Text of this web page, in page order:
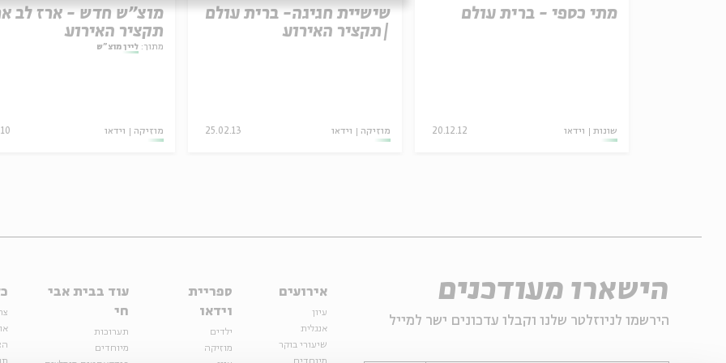
מוצ"ש חדש - ארז לב
תקציר האירוע
מתוך: ליין מוצ"ש
מוזיקה וידאו
שישיית חגיגה- ברית עולם
|תקציר האירוע
מוזיקה וידאו 25.02.13
מתי כספי - ברית עולם
שונות וידאו 20.12.12
הישארו מעודכנים
הירשמו לניוזלטר שלנו וקבלו עדכונים ישר למייל
אירועים
עיון
אנגלית
שיעורי בוקר
ספריית
וידאו
ילדים
מוזיקה
עוד בבית אבי
חי
תערוכות
מיוחדים